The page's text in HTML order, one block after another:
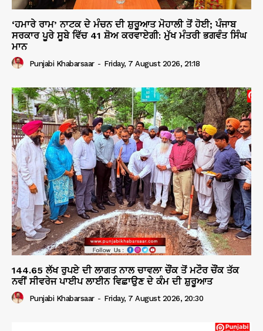
‘ਹਮਾਰੇ ਰਾਮ’ ਨਾਟਕ ਦੇ ਮੰਚਨ ਦੀ ਸ਼ੁਰੂਆਤ ਮੋਹਾਲੀ ਤੋਂ ਹੋਈ; ਪੰਜਾਬ
ਸਰਕਾਰ ਪੂਰੇ ਸੂਬੇ ਵਿੱਚ 41 ਸ਼ੋਅ ਕਰਵਾਏਗੀ: ਮੁੱਖ ਮੰਤਰੀ ਭਗਵੰਤ ਸਿੰਘ
ਮਾਨ
Punjabi Khabarsaar - Friday, 7 August 2026, 21:18
144.65 ਲੱਖ ਰੁਪਏ ਦੀ ਲਾਗਤ ਨਾਲ ਚਾਵਲਾ ਚੌਂਕ ਤੋਂ ਮਟੌਰ ਚੌਂਕ ਤੱਕ
ਨਵੀਂ ਸੀਵਰੇਜ ਪਾਈਪ ਲਾਈਨ ਵਿਛਾਉਣ ਦੇ ਕੰਮ ਦੀ ਸ਼ੁਰੂਆਤ
Punjabi Khabarsaar - Friday, 7 August 2026, 20:30